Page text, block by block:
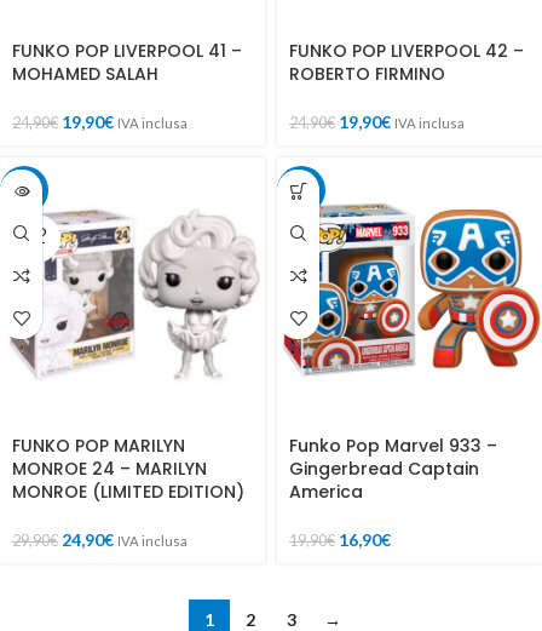
FUNKO POP LIVERPOOL 41 –
MOHAMED SALAH
24,90€ 19,90€ IVA inclusa
FUNKO POP LIVERPOOL 42 –
ROBERTO FIRMINO
24,90€ 19,90€ IVA inclusa
-17%
SOLD
OUT
FUNKO POP MARILYN
MONROE 24 – MARILYN
MONROE (LIMITED EDITION)
29,90€ 24,90€ IVA inclusa
-15%
Funko Pop Marvel 933 –
Gingerbread Captain
America
19,90€ 16,90€
1 2 3 →